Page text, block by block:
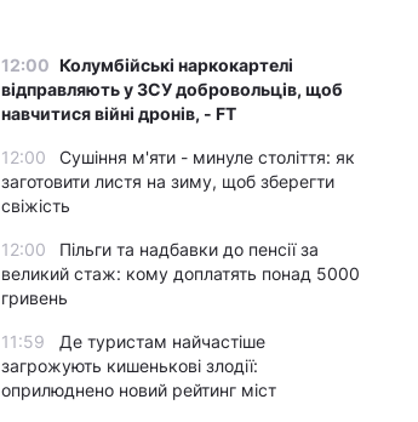
12:00 Колумбійські наркокартелі
відправляють у ЗСУ добровольців, щоб
навчитися війні дронів, - FT
12:00
Сушіння м'яти - минуле століття: як
заготовити листя на зиму, щоб зберегти
свіжість
12:00
Пільги та надбавки до пенсії за
великий стаж: кому доплатять понад 5000
гривень
11:59
Де туристам найчастіше
загрожують кишенькові злодії:
оприлюднено новий рейтинг міст